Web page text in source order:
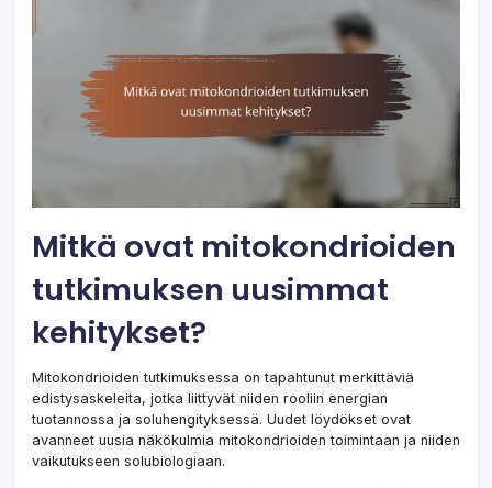
Mitkä ovat mitokondrioiden
tutkimuksen uusimmat
kehitykset?
Mitokondrioiden tutkimuksessa on tapahtunut merkittäviä
edistysaskeleita, jotka liittyvät niiden rooliin energian
tuotannossa ja soluhengityksessä. Uudet löydökset ovat
avanneet uusia näkökulmia mitokondrioiden toimintaan ja niiden
vaikutukseen solubiologiaan.